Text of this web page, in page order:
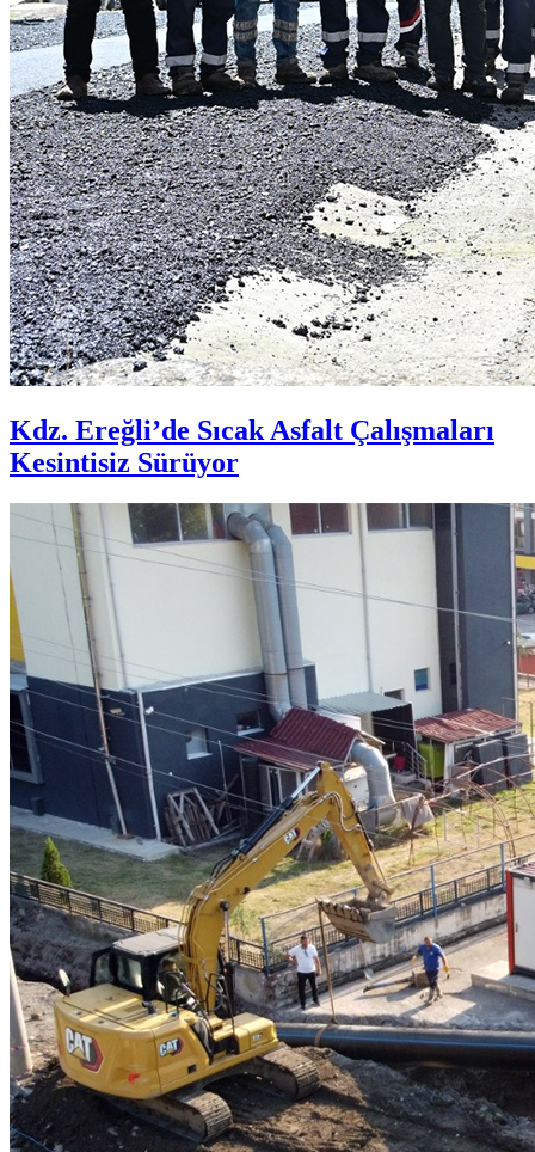
Kdz. Ereğli’de Sıcak Asfalt Çalışmaları
Kesintisiz Sürüyor